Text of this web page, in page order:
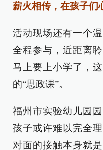
薪火相传，在孩子们
活动现场还有一个
全程参与，近距离
马上要上小学了，
的“思政课”。
福州市实验幼儿园
孩子或许难以完全
对面的接触本身就